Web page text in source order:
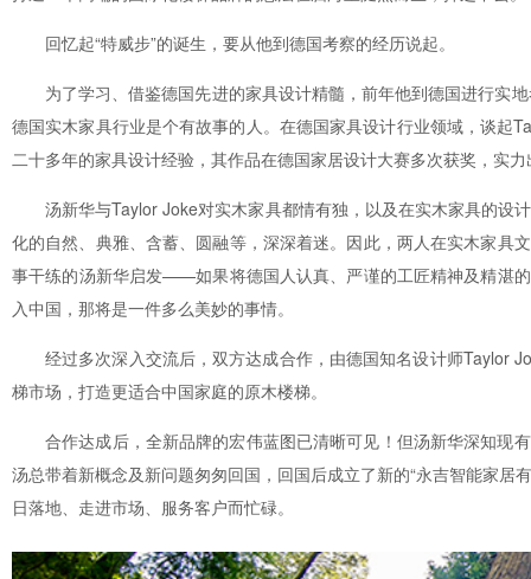
回忆起“特威步”的诞生，要从他到德国考察的经历说起。
为了学习、借鉴德国先进的家具设计精髓，前年他到德国进行实
德国实木家具行业是个有故事的人。在德国家具设计行业领域，谈起
二十多年的家具设计经验，其作品在德国家居设计大赛多次获奖，实
汤新华与Taylor Joke对实木家具都情有独，以及在实木家具的设
化的自然、典雅、含蓄、圆融等，深深着迷。因此，两人在实木家具
事干练的汤新华启发——如果将德国人认真、严谨的工匠精神及精湛
入中国，那将是一件多么美妙的事情。
经过多次深入交流后，双方达成合作，由德国知名设计师Taylor
梯市场，打造更适合中国家庭的原木楼梯。
合作达成后，全新品牌的宏伟蓝图已清晰可见！但汤新华深知现
汤总带着新概念及新问题匆匆回国，回国后成立了新的“永吉智能家
日落地、走进市场、服务客户而忙碌。